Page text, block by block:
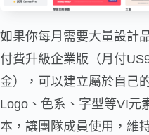
如果你每月需要大量設計
付費升級企業版（月付
金），可以建立屬於自己
Logo、色系、字型等VI元
本，讓團隊成員使用，維